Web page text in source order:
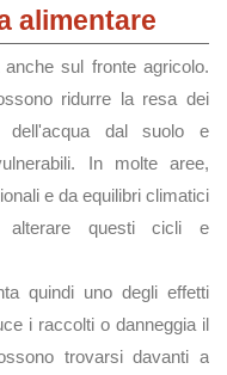
alimentare
sul fronte agricolo.
ridurre la resa dei
dell'acqua dal suolo e
In molte aree,
e da equilibri climatici
alterare questi cicli e
quindi uno degli effetti
i raccolti o danneggia il
trovarsi davanti a